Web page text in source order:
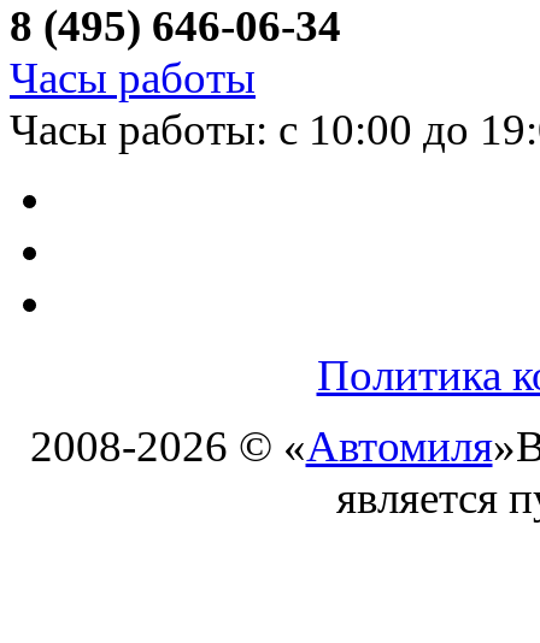
8 (495) 646-06-34
Часы работы
Часы работы: с 10:00 до
Политика
2008-2026 © «Автомиля»
является